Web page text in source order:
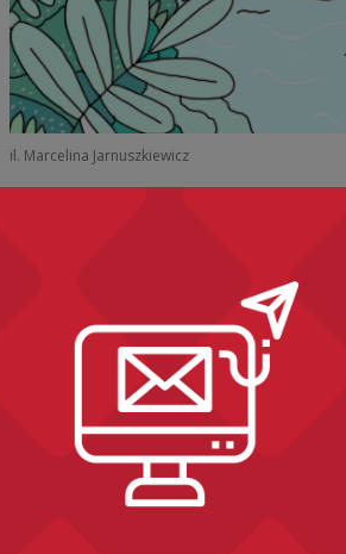
il. Marcelina Jarnuszkiewicz